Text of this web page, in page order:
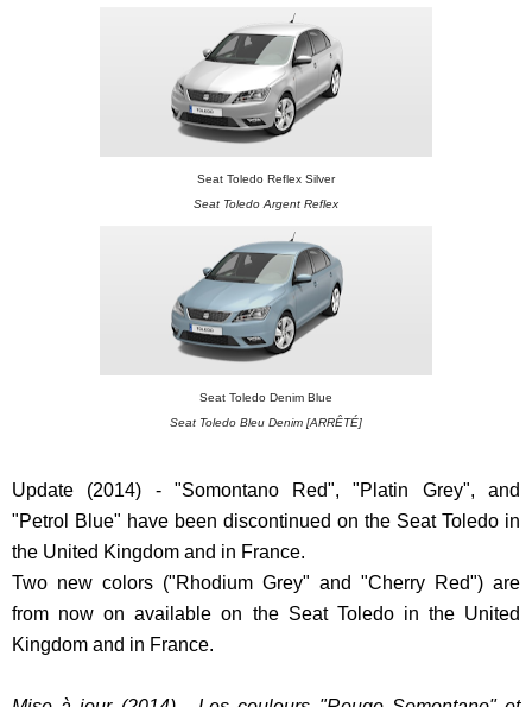
Seat Toledo Reflex Silver
Seat Toledo Argent Reflex
Seat Toledo Denim Blue
Seat Toledo Bleu Denim [ARRÊTÉ]
Update (2014) - "Somontano Red", "Platin Grey", and
"Petrol Blue" have been discontinued on the Seat Toledo in
the United Kingdom and in France.
Two new colors ("Rhodium Grey" and "Cherry Red") are
from now on available on the Seat Toledo in the United
Kingdom and in France.